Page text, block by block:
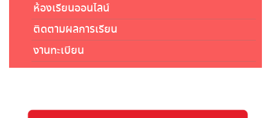
ห้องเรียนออนไลน์
ติดตามผลการเรียน
งานทะเบียน